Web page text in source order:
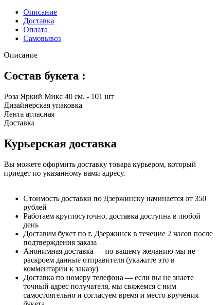
Описание
Доставка
Оплата
Самовывоз
Описание
Состав букета :
Роза Яркий Микс 40 см. - 101 шт
Дизайнерская упаковка
Лента атласная
Доставка
Курьерская доставка
Вы можете оформить доставку товара курьером, который
приедет по указанному вами адресу.
Стоимость доставки по Дзержинску начинается от 350
рублей
Работаем круглосуточно, доставка доступна в любой
день
Доставим букет по г. Дзержинск в течение 2 часов после
подтверждения заказа
Анонимная доставка — по вашему желанию мы не
раскроем данные отправителя (укажите это в
комментарии к заказу)
Доставка по номеру телефона — если вы не знаете
точный адрес получателя, мы свяжемся с ним
самостоятельно и согласуем время и место вручения